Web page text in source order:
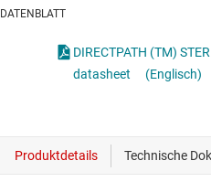
DATENBLATT
DIRECTPATH (TM)
datasheet
(Englisch)